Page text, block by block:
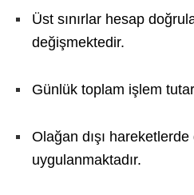
Üst sınırlar hesap
değişmektedir.
Günlük toplam işlem
Olağan dışı hareketlerde
uygulanmaktadır.